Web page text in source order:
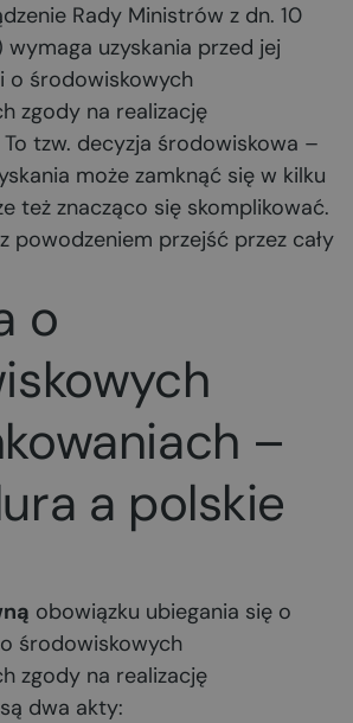
Rady Ministrów z dn. 10
wymaga uzyskania przed jej
o środowiskowych
zgody na realizację
tzw. decyzja środowiskowa –
może zamknąć się w kilku
też znacząco się skomplikować.
powodzeniem przejść przez cały
o
–
a polskie
obowiązku ubiegania się o
środowiskowych
zgody na realizację
dwa akty: